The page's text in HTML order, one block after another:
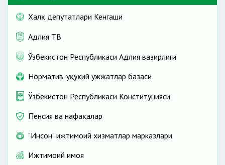
Халқ депутатлари Кенгаши
Адлия ТВ
Ўзбекистон Республикаси Адлия вазирлиги
Норматив-ҳуқуқий ҳужжатлар базаси
Ўзбекистон Республикаси Конституцияси
Пенсия ва нафақалар
"Инсон" ижтимоий хизматлар марказлари
Ижтимоий ҳимоя